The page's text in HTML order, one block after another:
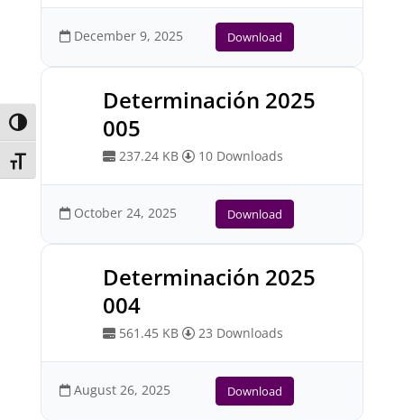
Toggle High Contrast
Toggle Font size
December 9, 2025 Download
Determinación 2025
005
237.24 KB 10 Downloads
October 24, 2025 Download
Determinación 2025
004
561.45 KB 23 Downloads
August 26, 2025 Download